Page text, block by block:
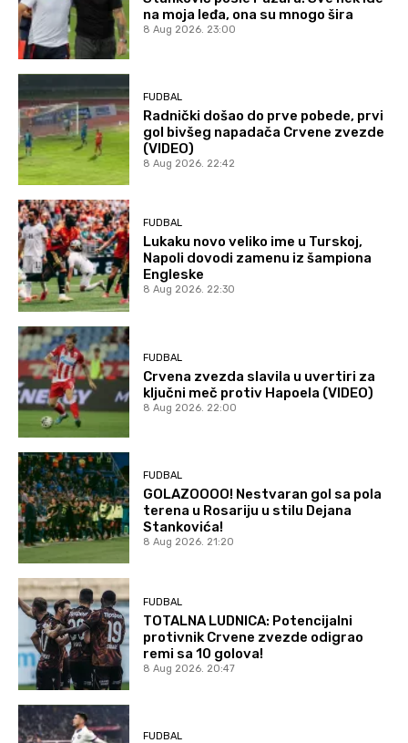
na moja leđa, ona su mnogo šira
8 Aug 2026. 23:00
FUDBAL
Radnički došao do prve pobede, prvi
gol bivšeg napadača Crvene zvezde
(VIDEO)
8 Aug 2026. 22:42
FUDBAL
Lukaku novo veliko ime u Turskoj,
Napoli dovodi zamenu iz šampiona
Engleske
8 Aug 2026. 22:30
FUDBAL
Crvena zvezda slavila u uvertiri za
ključni meč protiv Hapoela (VIDEO)
8 Aug 2026. 22:00
FUDBAL
GOLAZOOOO! Nestvaran gol sa pola
terena u Rosariju u stilu Dejana
Stankovića!
8 Aug 2026. 21:20
FUDBAL
TOTALNA LUDNICA: Potencijalni
protivnik Crvene zvezde odigrao
remi sa 10 golova!
8 Aug 2026. 20:47
FUDBAL